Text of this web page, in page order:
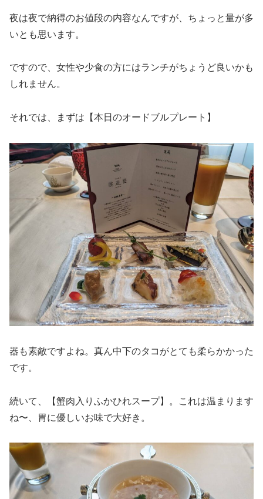
夜は夜で納得のお値段の内容なんですが、ちょっと量が多
いとも思います。
ですので、女性や少食の方にはランチがちょうど良いかも
しれません。
それでは、まずは【本日のオードブルプレート】
器も素敵ですよね。真ん中下のタコがとても柔らかかった
です。
続いて、【蟹肉入りふかひれスープ】。これは温まります
ね〜、胃に優しいお味で大好き。